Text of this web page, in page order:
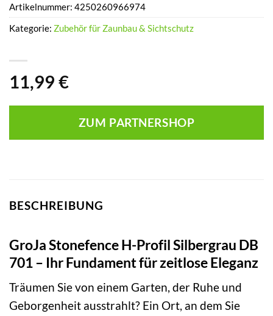
11,99 €
ZUM PARTNERSHOP
Artikelnummer: 4250260966974
Kategorie: Zubehör für Zaunbau & Sichtschutz
BESCHREIBUNG
GroJa Stonefence H-Profil Silbergrau DB
701 – Ihr Fundament für zeitlose Eleganz
Träumen Sie von einem Garten, der Ruhe und
Geborgenheit ausstrahlt? Ein Ort, an dem Sie